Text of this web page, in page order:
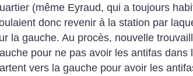
(même Eyraud, qui a toujours
donc revenir à la station par
la gauche. Au procès, nouvelle
pour ne pas avoir les antifas dans
vers la gauche pour avoir les